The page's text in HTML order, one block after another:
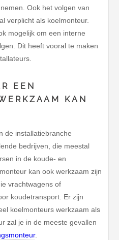
Ook het volgen van
verplicht als koelmonteur.
mogelijk om een interne
Dit heeft vooral te maken
EEN
KAN
de installatiebranche
bedrijven, die meestal
in de koude- en
kan ook werkzaam zijn
vrachtwagens of
koudetransport. Er zijn
koelmonteurs werkzaam als
zal je in de meeste gevallen
.